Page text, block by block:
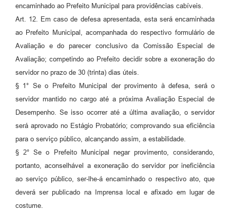
encaminhado ao Prefeito Municipal para providências cabíveis.
Art. 12. Em caso de defesa apresentada, esta será encaminhada
ao Prefeito Municipal, acompanhada do respectivo formulário de
Avaliação e do parecer conclusivo da Comissão Especial de
Avaliação; competindo ao Prefeito decidir sobre a exoneração do
servidor no prazo de 30 (trinta) dias úteis.
§ 1° Se o Prefeito Municipal der provimento à defesa, será o
servidor mantido no cargo até a próxima Avaliação Especial de
Desempenho. Se isso ocorrer até a última avaliação, o servidor
será aprovado no Estágio Probatório; comprovando sua eficiência
para o serviço público, alcançando assim, a estabilidade.
§ 2° Se o Prefeito Municipal negar provimento, considerando,
portanto, aconselhável a exoneração do servidor por ineficiência
ao serviço público, ser-lhe-á encaminhado o respectivo ato, que
deverá ser publicado na Imprensa local e afixado em lugar de
costume.